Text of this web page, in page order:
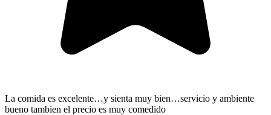
La comida es excelente…y sienta muy bien…servicio y ambiente
bueno tambien el precio es muy comedido